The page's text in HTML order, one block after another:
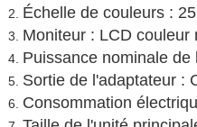
Échelle de couleurs :
Moniteur : LCD
Puissance nominale
Sortie de l'adaptateur :
Consommation